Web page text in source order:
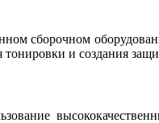
сборочном
и создания